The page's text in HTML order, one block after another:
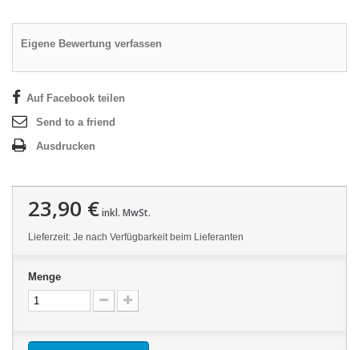
Eigene Bewertung verfassen
Auf Facebook teilen
Send to a friend
Ausdrucken
23,90 €inkl. MwSt.
Lieferzeit: Je nach Verfügbarkeit beim Lieferanten
Menge